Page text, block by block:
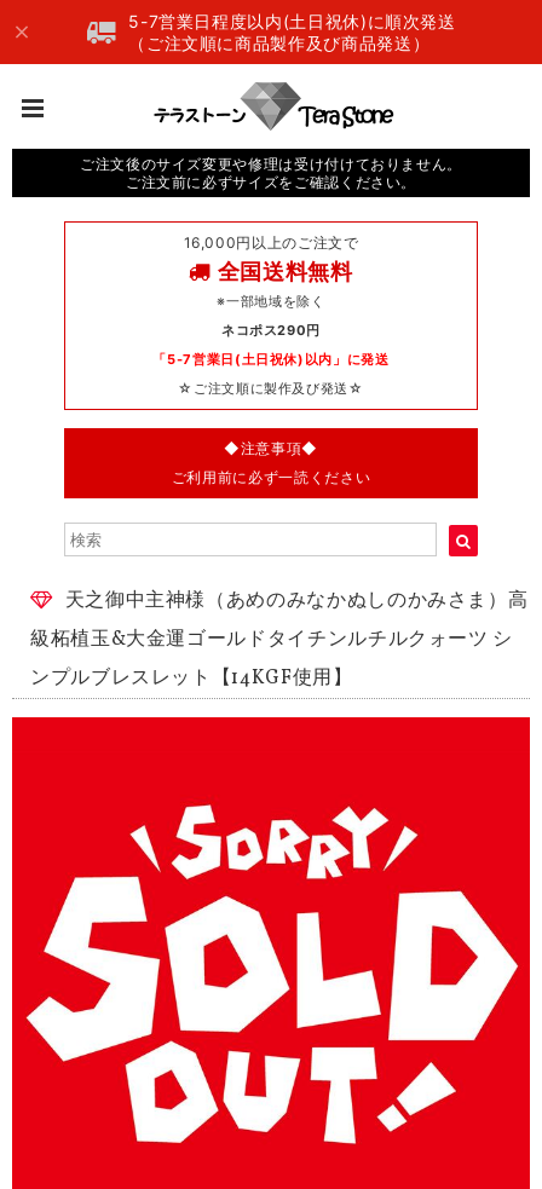
5-7営業日程度以内(土日祝休)に順次発送
（ご注文順に商品製作及び商品発送）
ご注文後のサイズ変更や修理は受け付けておりません。
ご注文前に必ずサイズをご確認ください。
16,000円以上のご注文で
全国送料無料
※一部地域を除く
ネコポス290円
「5-7営業日(土日祝休)以内」に発送
☆ご注文順に製作及び発送☆
◆注意事項◆
ご利用前に必ず一読ください
天之御中主神様（あめのみなかぬしのかみさま）高
級柘植玉&大金運ゴールドタイチンルチルクォーツ シ
ンプルブレスレット【14KGF使用】